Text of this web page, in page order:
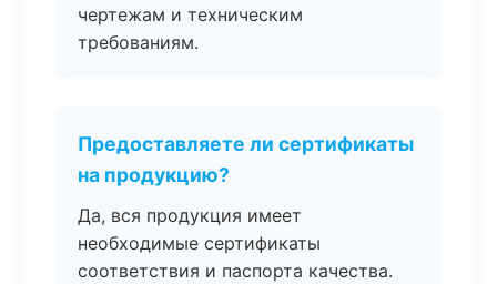
чертежам и техническим
требованиям.
Предоставляете ли сертификаты
на продукцию?
Да, вся продукция имеет
необходимые сертификаты
соответствия и паспорта качества.